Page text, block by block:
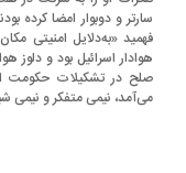
و دوبوار امضا کرده بودند...
«به‌دلایل امنیتی مکان
اسرائیل بود و دلوز هوادار
در تشکیلات حکومت
نیمی متفکر و نیمی شیاد...